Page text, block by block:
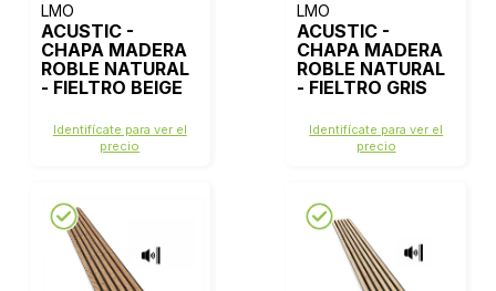
LMO
ACUSTIC -
CHAPA MADERA
ROBLE NATURAL
- FIELTRO BEIGE
Identifícate para ver el
precio
LMO
ACUSTIC -
CHAPA MADERA
ROBLE NATURAL
- FIELTRO GRIS
Identifícate para ver el
precio